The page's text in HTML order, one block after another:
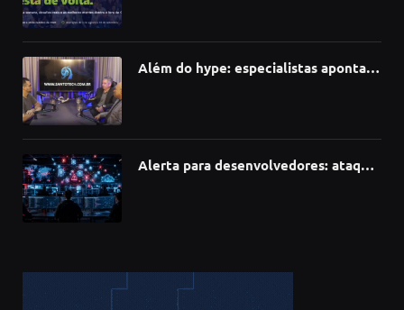
Além do hype: especialistas apontam
Alerta para desenvolvedores: ataque